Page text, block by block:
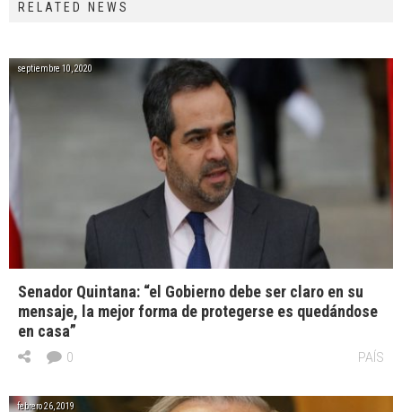
RELATED NEWS
septiembre 10, 2020
Senador Quintana: “el Gobierno debe ser claro en su
mensaje, la mejor forma de protegerse es quedándose
en casa”
PAÍS
0
febrero 26, 2019